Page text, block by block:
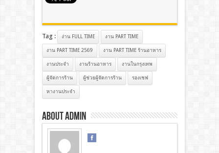
Tag : ง่าน FULL TIME งาน PART TIME
งาน PART TIME 2569 งาน PART TIME ร้านอาหาร
งานประจํา งานร้านอาหาร งานในกรุงเทพ
ผู้จัดการร้าน ผู้ช่วยผู้จัดการร้าน รองเชฟ
หางานประจำ
About admin